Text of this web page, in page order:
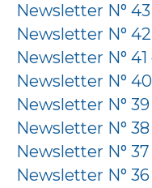
Newsletter N°
Newsletter N°
Newsletter N°
Newsletter N°
Newsletter N°
Newsletter N°
Newsletter N°
Newsletter N°